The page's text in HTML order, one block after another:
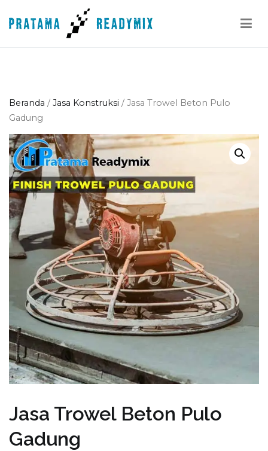
ke
Beranda / Jasa Konstruksi / Jasa Trowel Beton Pulo
Gadung
Jasa Trowel Beton Pulo
Gadung